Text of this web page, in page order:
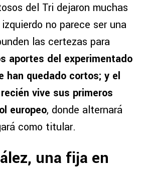
del Tri dejaron muchas
no parece ser una
las certezas para
aportes del experimentado
han quedado cortos; y el
vive sus primeros
europeo, donde alternará
como titular.
una fija en